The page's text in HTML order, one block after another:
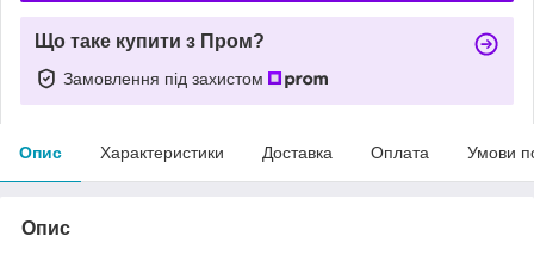
Що таке купити з Пром?
Замовлення під захистом
Опис Характеристики Доставка Оплата Умови
Опис